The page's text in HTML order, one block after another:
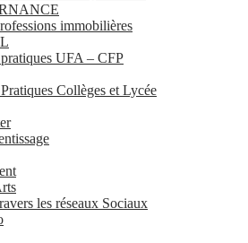
immobilières
UFA – CFP
Collèges et Lycée
les réseaux Sociaux